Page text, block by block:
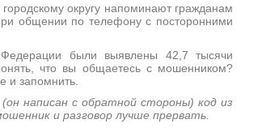
округу напоминают гражданам
общении по телефону с посторонними
были выявлены 42,7 тысячи
что вы общаетесь с мошенником?
и запомнить.
написан с обратной стороны) код из
и разговор лучше прервать.